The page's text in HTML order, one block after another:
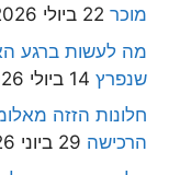
מוכר 22 ביולי 2026
מה לעשות ברגע
שנפרץ 14 ביולי 2026
חלונות הזזה
הרכישה 29 ביוני 2026